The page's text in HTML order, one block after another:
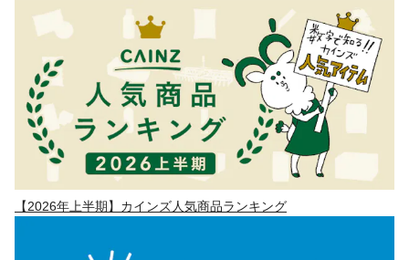
【2026年上半期】カインズ人気商品ランキング